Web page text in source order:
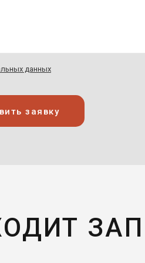
данных
заявку